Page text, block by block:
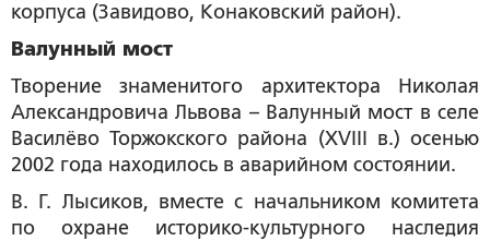
корпуса (Завидово, Конаковский район).
Валунный мост
Творение знаменитого архитектора Николая
Александровича Львова – Валунный мост в селе
Василёво Торжокского района (XVIII в.) осенью
2002 года находилось в аварийном состоянии.
В. Г. Лысиков, вместе с начальником комитета
по охране историко-культурного наследия